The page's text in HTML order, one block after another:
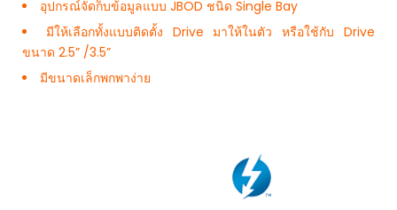
อุปกรณ์จัดก็บข้อมูลแบบ JBOD ชนิด Single Bay
มีให้เลือกทั้งแบบติดตั้ง Drive มาให้ในตัว หรือใช้กับ Drive
ขนาด 2.5” /3.5”
มีขนาดเล็กพกพาง่าย